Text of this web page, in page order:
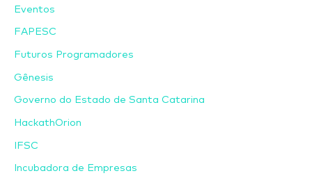
Eventos
FAPESC
Futuros Programadores
Gênesis
Governo do Estado de Santa Catarina
HackathOrion
IFSC
Incubadora de Empresas